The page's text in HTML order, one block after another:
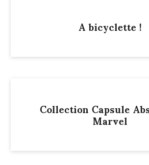
A bicyclette !
Collection Capsule
Marvel